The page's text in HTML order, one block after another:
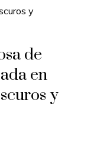
de
en
y